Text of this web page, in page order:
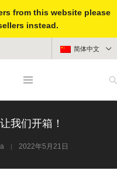
from this website please
instead.
简体中文
我们开箱！
2022年5月21日